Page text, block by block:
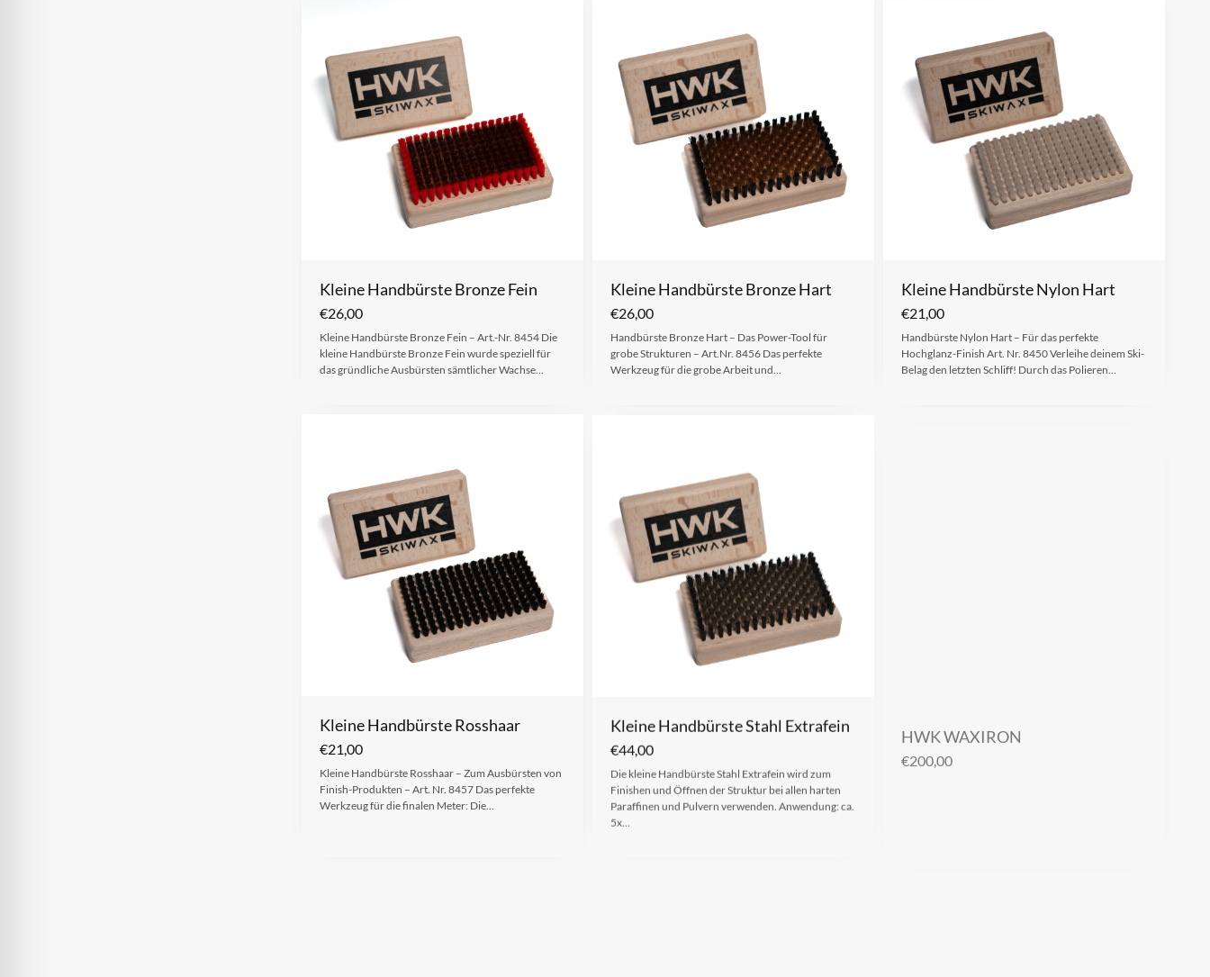
Kleine Handbürste Bronze Fein
€26,00
Kleine Handbürste Bronze Fein – Art.-Nr. 8454 Die
kleine Handbürste Bronze Fein wurde speziell für
das gründliche Ausbürsten sämtlicher Wachse…
Kleine Handbürste Bronze Hart
€26,00
Handbürste Bronze Hart – Das Power-Tool für
grobe Strukturen – Art.Nr. 8456 Das perfekte
Werkzeug für die grobe Arbeit und…
Kleine Handbürste Nylon Hart
€21,00
Handbürste Nylon Hart – Für das perfekte
Hochglanz-Finish Art. Nr. 8450 Verleihe deinem Ski-
Belag den letzten Schliff! Durch das Polieren…
Kleine Handbürste Rosshaar
€21,00
Kleine Handbürste Rosshaar – Zum Ausbürsten von
Finish-Produkten – Art. Nr. 8457 Das perfekte
Werkzeug für die finalen Meter: Die…
Kleine Handbürste Stahl Extrafein
€44,00
Die kleine Handbürste Stahl Extrafein wird zum
Finishen und Öffnen der Struktur bei allen harten
Paraffinen und Pulvern verwenden. Anwendung: ca.
5x…
€ 200,00